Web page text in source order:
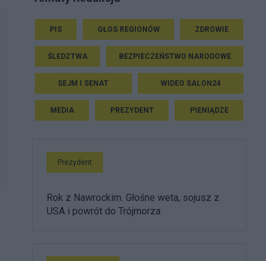
PIS GŁOS REGIONÓW ZDROWIE
ŚLEDZTWA BEZPIECZEŃSTWO NARODOWE
SEJM I SENAT WIDEO SALON24
MEDIA PREZYDENT PIENIĄDZE
Prezydent
Rok z Nawrockim. Głośne weta, sojusz z
USA i powrót do Trójmorza